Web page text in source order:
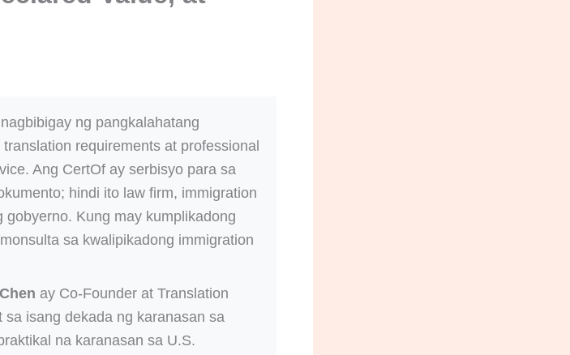
ng pangkalahatang
requirements at professional
Ang CertOf ay serbisyo para sa
hindi ito law firm, immigration
Kung may kumplikadong
sa kwalipikadong immigration
ay Co-Founder at Translation
isang dekada ng karanasan sa
na karanasan sa U.S.